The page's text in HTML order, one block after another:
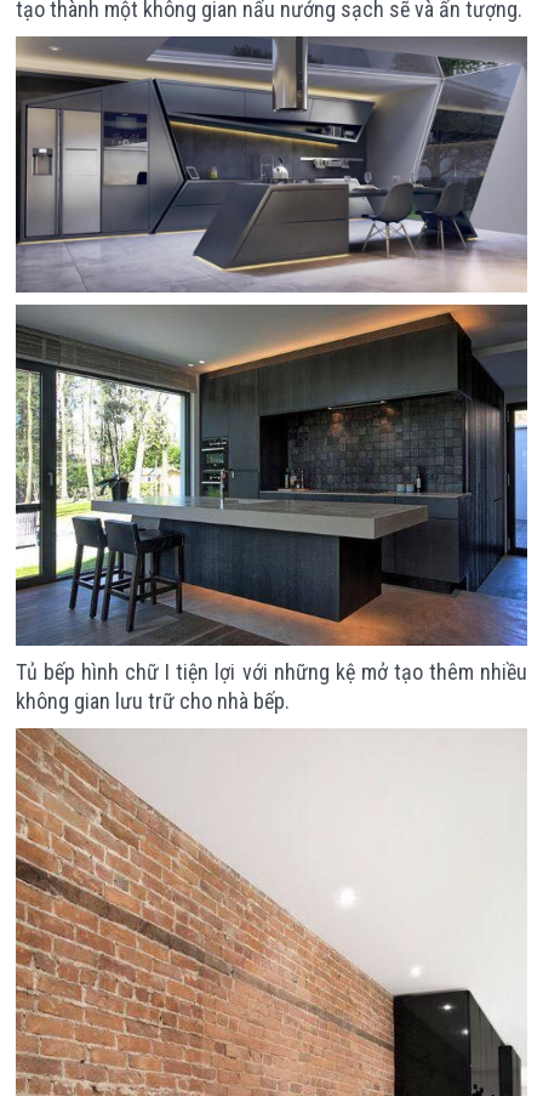
tạo thành một không gian nấu nướng sạch sẽ và ấn tượng.
Tủ bếp hình chữ I tiện lợi với những kệ mở tạo thêm nhiều
không gian lưu trữ cho nhà bếp.